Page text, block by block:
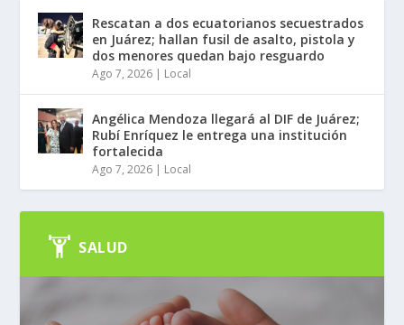
Rescatan a dos ecuatorianos secuestrados
en Juárez; hallan fusil de asalto, pistola y
dos menores quedan bajo resguardo
Ago 7, 2026 | Local
Angélica Mendoza llegará al DIF de Juárez;
Rubí Enríquez le entrega una institución
fortalecida
Ago 7, 2026 | Local
SALUD